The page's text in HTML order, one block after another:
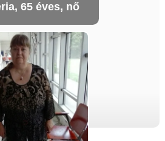
65 éves, nő